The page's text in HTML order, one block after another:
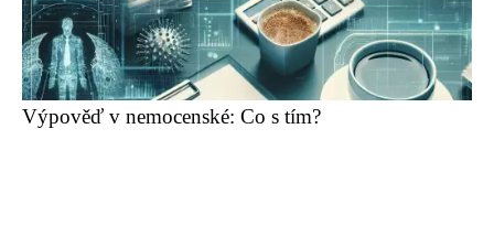
Výpověď v nemocenské: Co s tím?